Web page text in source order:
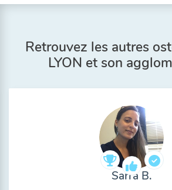
Retrouvez les autres
LYON et son
Sarra B.